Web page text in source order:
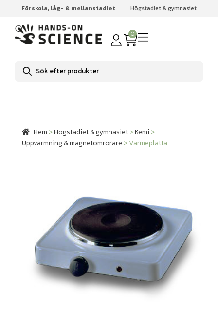
Förskola, låg- & mellanstadiet Högstadiet & gymnasiet
0
Produktsökning
Hem Högstadiet & gymnasiet Kemi
Uppvärmning &
magnetomrörare
Värmeplatta
Hem >Högstadiet & gymnasiet>Kemi >
Uppvärmning & magnetomrörare >Värmeplatta